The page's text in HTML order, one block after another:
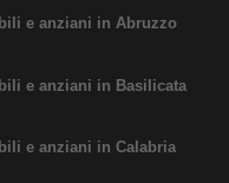
obese,
euro.
per
e anziani in Abruzzo
e anziani in Basilicata
e anziani in Calabria